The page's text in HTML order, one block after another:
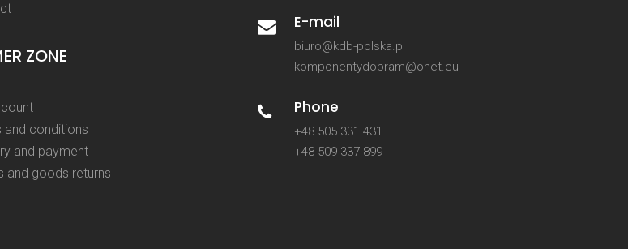
ZONE
and conditions
and payment
and goods returns
E-mail
biuro@kdb-polska.pl
komponentydobram@onet.eu
Phone
+48 505 331 431
+48 509 337 899